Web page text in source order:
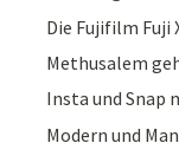
Die Fujifilm Fuji
Methusalem
Insta und Snap
Modern und